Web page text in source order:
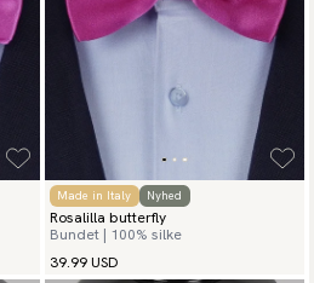
Made in Italy Nyhed
Rosalilla butterfly
Bundet | 100% silke
39.99 USD